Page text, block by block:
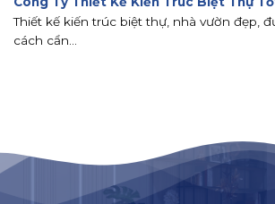
Thiết kế kiến trúc biệt thự, nhà vườn đẹp,
cách cẩn...